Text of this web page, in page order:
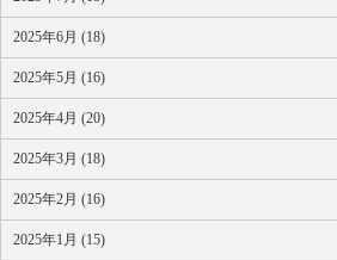
2025年6月 (18)
2025年5月 (16)
2025年4月 (20)
2025年3月 (18)
2025年2月 (16)
2025年1月 (15)